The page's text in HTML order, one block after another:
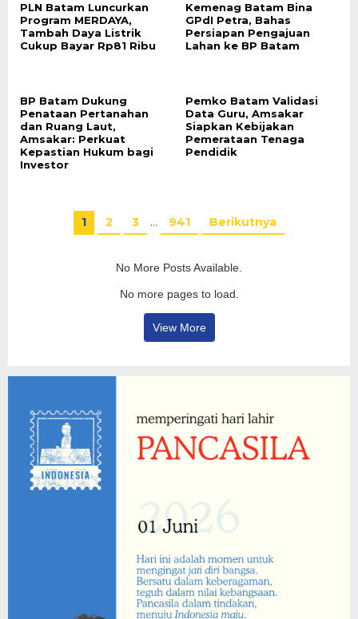
PLN Batam Luncurkan
Program MERDAYA,
Tambah Daya Listrik
Cukup Bayar Rp81 Ribu
Kemenag Batam Bina
GPdI Petra, Bahas
Persiapan Pengajuan
Lahan ke BP Batam
BP Batam Dukung
Penataan Pertanahan
dan Ruang Laut,
Amsakar: Perkuat
Kepastian Hukum bagi
Investor
Pemko Batam Validasi
Data Guru, Amsakar
Siapkan Kebijakan
Pemerataan Tenaga
Pendidik
1 2 3 … 941 Berikutnya
No More Posts Available.
No more pages to load.
View More